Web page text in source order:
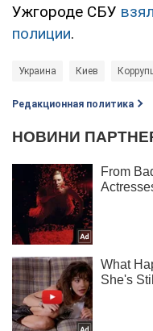
Ужгороде СБУ
полиции.
Украина Киев
Редакционная политика